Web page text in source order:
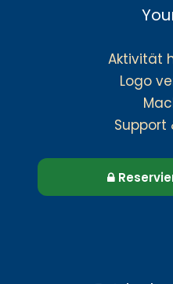
Aktivität
Logo
Support